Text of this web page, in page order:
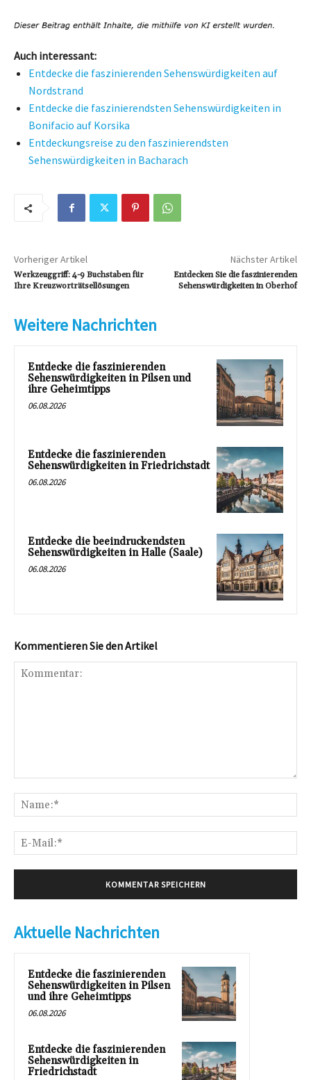
Auch interessant:
Entdecke die faszinierenden Sehenswürdigkeiten auf
Nordstrand
Entdecke die faszinierendsten Sehenswürdigkeiten in
Bonifacio auf Korsika
Entdeckungsreise zu den faszinierendsten
Sehenswürdigkeiten in Bacharach
Vorheriger Artikel
Werkzeuggriff: 4-9 Buchstaben für
Ihre Kreuzworträtsellösungen
Nächster Artikel
Entdecken Sie die faszinierenden
Sehenswürdigkeiten in Oberhof
Weitere Nachrichten
Entdecke die faszinierenden
Sehenswürdigkeiten in Pilsen und
ihre Geheimtipps
06.08.2026
Entdecke die faszinierenden
Sehenswürdigkeiten in Friedrichstadt
06.08.2026
Entdecke die beeindruckendsten
Sehenswürdigkeiten in Halle (Saale)
06.08.2026
Kommentieren Sie den Artikel
Aktuelle Nachrichten
Entdecke die faszinierenden
Sehenswürdigkeiten in Pilsen
und ihre Geheimtipps
06.08.2026
Entdecke die faszinierenden
Sehenswürdigkeiten in
Friedrichstadt